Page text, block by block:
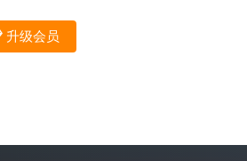
升级会员